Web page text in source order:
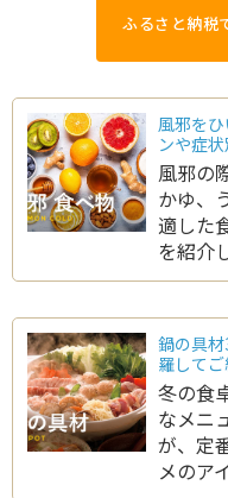
ふるさと納税
風邪を
ンや症
風邪の
かゆ、
適した
を紹介
鍋の具
羅して
冬の食
なメニ
が、定
メのア